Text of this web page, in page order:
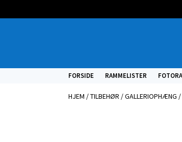
FORSIDE RAMMELISTER
HJEM /TILBEHØR /GALLERIOPHÆNG /